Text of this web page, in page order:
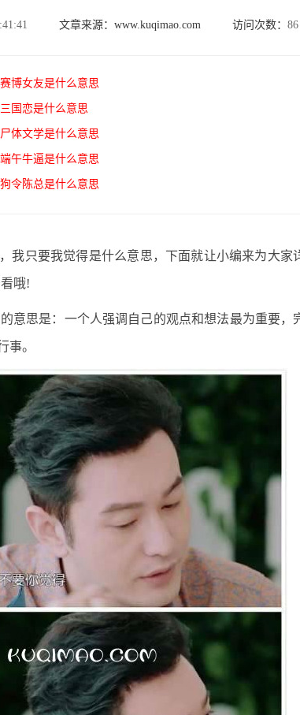
文章来源： www.kuqimao.com 访问次数： 86
赛博女友是什么意思
三国恋是什么意思
尸体文学是什么意思
端午牛逼是什么意思
狗令陈总是什么意思
只要我觉得是什么意思，下面就让小编来为大家
哦!
思是：一个人强调自己的观点和想法最为重要，
事。